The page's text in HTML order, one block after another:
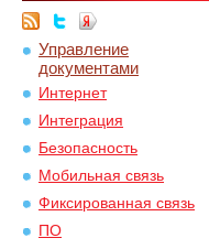
Управление
документами
Интернет
Интеграция
Безопасность
Мобильная связь
Фиксированная связь
ПО